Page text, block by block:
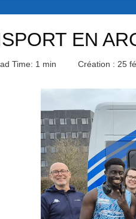
EN
Time: 1 min Création : 25